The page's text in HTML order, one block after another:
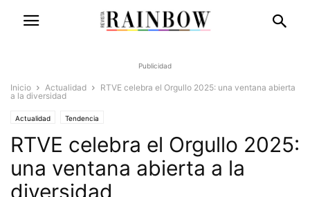
Publicidad
Inicio Actualidad
RTVE celebra el Orgullo 2025: una ventana abierta
a la diversidad
Actualidad Tendencia
RTVE celebra el Orgullo 2025:
una ventana abierta a la
diversidad